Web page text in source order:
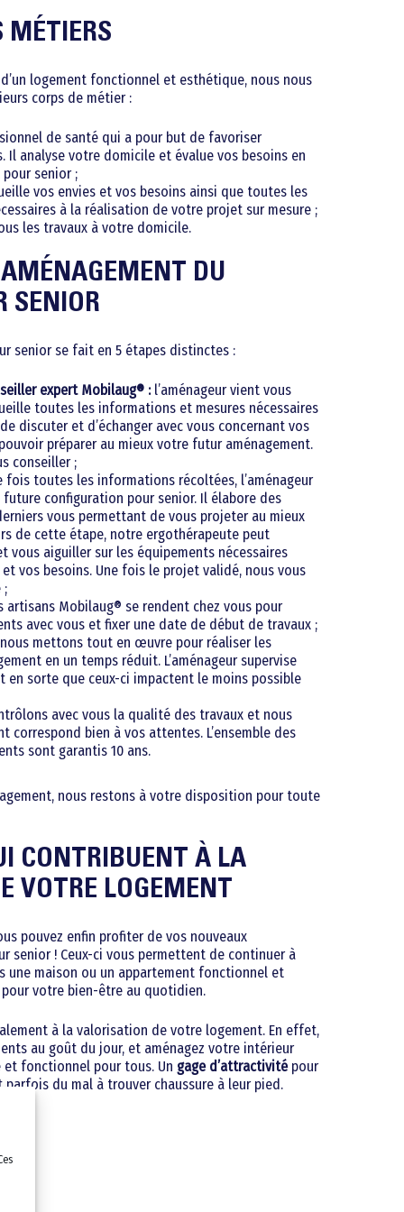
MÉTIERS
logement fonctionnel et esthétique, nous nous
corps de métier :
de santé qui a pour but de favoriser
Il analyse votre domicile et évalue vos besoins en
senior ;
vos envies et vos besoins ainsi que toutes les
à la réalisation de votre projet sur mesure ;
les travaux à votre domicile.
DU
SENIOR
senior se fait en 5 étapes distinctes :
expert Mobilaug® :l’aménageur vient vous
toutes les informations et mesures nécessaires
discuter et d’échanger avec vous concernant vos
préparer au mieux votre futur aménagement.
conseiller ;
fois toutes les informations récoltées, l’aménageur
configuration pour senior. Il élabore des
vous permettant de vous projeter au mieux
de cette étape, notre ergothérapeute peut
vous aiguiller sur les équipements nécessaires
vos besoins. Une fois le projet validé, nous vous
;
artisans Mobilaug® se rendent chez vous pour
avec vous et fixer une date de début de travaux ;
mettons tout en œuvre pour réaliser les
en un temps réduit. L’aménageur supervise
en sorte que ceux-ci impactent le moins possible
avec vous la qualité des travaux et nous
correspond bien à vos attentes. L’ensemble des
sont garantis 10 ans.
nous restons à votre disposition pour toute
CONTRIBUENT À LA
VOTRE LOGEMENT
pouvez enfin profiter de vos nouveaux
senior ! Ceux-ci vous permettent de continuer à
une maison ou un appartement fonctionnel et
votre bien-être au quotidien.
à la valorisation de votre logement. En effet,
au goût du jour, et aménagez votre intérieur
fonctionnel pour tous. Un gage d’attractivité pour
du mal à trouver chaussure à leur pied.
Pour les séniors
Travaux pour Tous
Salle de bains PMR
Douche PMR
Douche à l’italienne PMR
Lavabo et vasque PMR
Baignoire combinée PMR
Salle de bains Sénior
Douche Sénior
Douche Siège Sénior
Lavabo et vasque Sénior
Barres d’appui
Cuisine
Cuisine PMR
Escalier Déplacement
Monte escalier
Portes et fenêtres